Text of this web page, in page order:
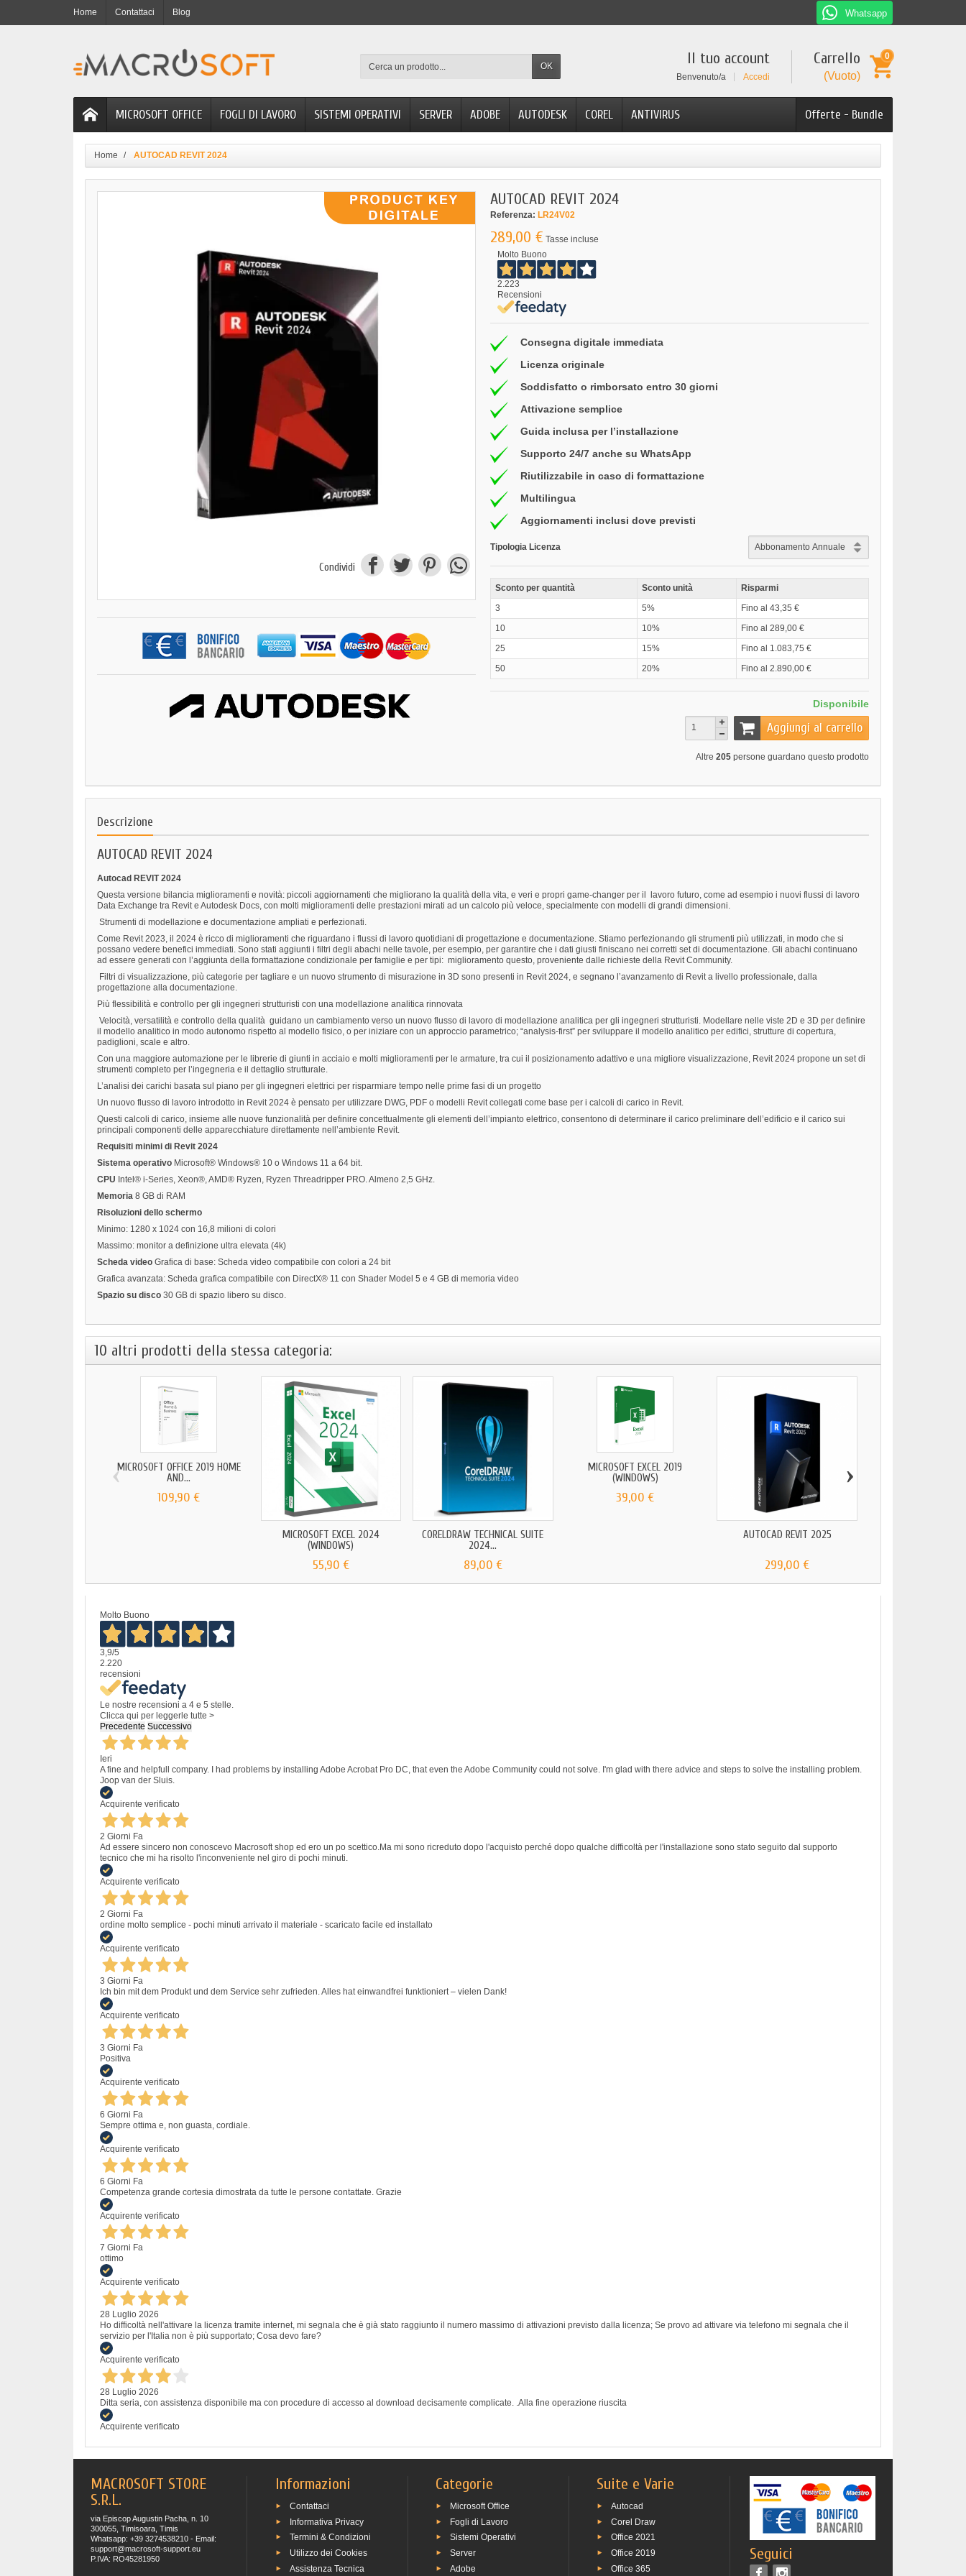
Home Contattaci Blog Whatsapp
OK Carrello
(Vuoto)
0
Il tuo account
Benvenuto/a Accedi
Offerte - Bundle
MICROSOFT OFFICE FOGLI DI LAVORO SISTEMI OPERATIVI SERVER ADOBE AUTODESK COREL ANTIVIRUS
Home AUTOCAD REVIT 2024
Condividi
AUTOCAD REVIT 2024
Referenza: LR24V02
289,00 € Tasse incluse
Molto Buono
2.223
Recensioni
Consegna digitale immediata
Licenza originale
Soddisfatto o rimborsato entro 30 giorni
Attivazione semplice
Guida inclusa per l’installazione
Supporto 24/7 anche su WhatsApp
Riutilizzabile in caso di formattazione
Multilingua
Aggiornamenti inclusi dove previsti
Tipologia Licenza
Sconto per quantità Sconto unità
Risparmi
3
5%
Fino al 43,35 €
10
10%
Fino al 289,00 €
25
15%
Fino al 1.083,75 €
50
20% Fino al 2.890,00 €
Disponibile
Aggiungi al carrello
Altre 205 persone guardano questo prodotto
Descrizione
AUTOCAD REVIT 2024
Autocad REVIT 2024
Questa versione bilancia miglioramenti e novità: piccoli aggiornamenti che migliorano la qualità della vita, e veri e propri game-changer per il lavoro futuro, come ad esempio i nuovi flussi di lavoro
Data Exchange tra Revit e Autodesk Docs, con molti miglioramenti delle prestazioni mirati ad un calcolo più veloce, specialmente con modelli di grandi dimensioni.
Strumenti di modellazione e documentazione ampliati e perfezionati.
Come Revit 2023, il 2024 è ricco di miglioramenti che riguardano i flussi di lavoro quotidiani di progettazione e documentazione. Stiamo perfezionando gli strumenti più utilizzati, in modo che si
possano vedere benefici immediati. Sono stati aggiunti i filtri degli abachi nelle tavole, per esempio, per garantire che i dati giusti finiscano nei corretti set di documentazione. Gli abachi continuano
ad essere generati con l’aggiunta della formattazione condizionale per famiglie e per tipi: miglioramento questo, proveniente dalle richieste della Revit Community.
Filtri di visualizzazione, più categorie per tagliare e un nuovo strumento di misurazione in 3D sono presenti in Revit 2024, e segnano l’avanzamento di Revit a livello professionale, dalla
progettazione alla documentazione.
Più flessibilità e controllo per gli ingegneri strutturisti con una modellazione analitica rinnovata
Velocità, versatilità e controllo della qualità guidano un cambiamento verso un nuovo flusso di lavoro di modellazione analitica per gli ingegneri strutturisti. Modellare nelle viste 2D e 3D per definire
il modello analitico in modo autonomo rispetto al modello fisico, o per iniziare con un approccio parametrico; “analysis-first” per sviluppare il modello analitico per edifici, strutture di copertura,
padiglioni, scale e altro.
Con una maggiore automazione per le librerie di giunti in acciaio e molti miglioramenti per le armature, tra cui il posizionamento adattivo e una migliore visualizzazione, Revit 2024 propone un set di
strumenti completo per l’ingegneria e il dettaglio strutturale.
L’analisi dei carichi basata sul piano per gli ingegneri elettrici per risparmiare tempo nelle prime fasi di un progetto
Un nuovo flusso di lavoro introdotto in Revit 2024 è pensato per utilizzare DWG, PDF o modelli Revit collegati come base per i calcoli di carico in Revit.
Questi calcoli di carico, insieme alle nuove funzionalità per definire concettualmente gli elementi dell’impianto elettrico, consentono di determinare il carico preliminare dell’edificio e il carico sui
principali componenti delle apparecchiature direttamente nell’ambiente Revit.
Requisiti minimi di Revit 2024
Sistema operativo Microsoft® Windows® 10 o Windows 11 a 64 bit.
CPU Intel® i-Series, Xeon®, AMD® Ryzen, Ryzen Threadripper PRO. Almeno 2,5 GHz.
Memoria 8 GB di RAM
Risoluzioni dello schermo
Minimo: 1280 x 1024 con 16,8 milioni di colori
Massimo: monitor a definizione ultra elevata (4k)
Scheda video Grafica di base: Scheda video compatibile con colori a 24 bit
Grafica avanzata: Scheda grafica compatibile con DirectX® 11 con Shader Model 5 e 4 GB di memoria video
Spazio su disco 30 GB di spazio libero su disco.
10 altri prodotti della stessa categoria:
MICROSOFT OFFICE 2019 HOME
AND...
109,90 €
MICROSOFT EXCEL 2024
(WINDOWS)
55,90 €
CORELDRAW TECHNICAL SUITE
2024...
89,00 €
MICROSOFT EXCEL 2019
(WINDOWS)
39,00 €
AUTOCAD REVIT 2025
299,00 €
‹ ›
Molto Buono
3,9/5
2.220
recensioni
Le nostre recensioni a 4 e 5 stelle.
Clicca qui per leggerle tutte >
Precedente Successivo
Ieri
A fine and helpfull company. I had problems by installing Adobe Acrobat Pro DC, that even the Adobe Community could not solve. I'm glad with there advice and steps to solve the installing problem.
Joop van der Sluis.
Acquirente verificato
2 Giorni Fa
Ad essere sincero non conoscevo Macrosoft shop ed ero un po scettico.Ma mi sono ricreduto dopo l'acquisto perché dopo qualche difficoltà per l'installazione sono stato seguito dal supporto
tecnico che mi ha risolto l'inconveniente nel giro di pochi minuti.
Acquirente verificato
2 Giorni Fa
ordine molto semplice - pochi minuti arrivato il materiale - scaricato facile ed installato
Acquirente verificato
3 Giorni Fa
Ich bin mit dem Produkt und dem Service sehr zufrieden. Alles hat einwandfrei funktioniert – vielen Dank!
Acquirente verificato
3 Giorni Fa
Positiva
Acquirente verificato
6 Giorni Fa
Sempre ottima e, non guasta, cordiale.
Acquirente verificato
6 Giorni Fa
Competenza grande cortesia dimostrata da tutte le persone contattate. Grazie
Acquirente verificato
7 Giorni Fa
ottimo
Acquirente verificato
28 Luglio 2026
Ho difficoltà nell'attivare la licenza tramite internet, mi segnala che è già stato raggiunto il numero massimo di attivazioni previsto dalla licenza; Se provo ad attivare via telefono mi segnala che il
servizio per l'Italia non è più supportato; Cosa devo fare?
Acquirente verificato
28 Luglio 2026
Ditta seria, con assistenza disponibile ma con procedure di accesso al download decisamente complicate. .Alla fine operazione riuscita
Acquirente verificato
MACROSOFT STORE
S.R.L.
via Episcop Augustin Pacha, n. 10
300055, Timisoara, Timis
Whatsapp: +39 3274538210 - Email:
support@macrosoft-support.eu
P.IVA: RO45281950
Informazioni
Contattaci
Informativa Privacy
Termini & Condizioni
Utilizzo dei Cookies
Assistenza Tecnica
Categorie
Microsoft Office
Fogli di Lavoro
Sistemi Operativi
Server
Adobe
Suite e Varie
Autocad
Corel Draw
Office 2021
Office 2019
Office 365
Seguici